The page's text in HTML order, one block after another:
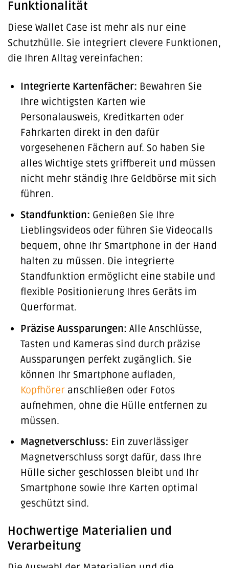
Funktionalität
Diese Wallet Case ist mehr als nur eine
Schutzhülle. Sie integriert clevere Funktionen,
die Ihren Alltag vereinfachen:
Integrierte Kartenfächer: Bewahren Sie
Ihre wichtigsten Karten wie
Personalausweis, Kreditkarten oder
Fahrkarten direkt in den dafür
vorgesehenen Fächern auf. So haben Sie
alles Wichtige stets griffbereit und müssen
nicht mehr ständig Ihre Geldbörse mit sich
führen.
Standfunktion: Genießen Sie Ihre
Lieblingsvideos oder führen Sie Videocalls
bequem, ohne Ihr Smartphone in der Hand
halten zu müssen. Die integrierte
Standfunktion ermöglicht eine stabile und
flexible Positionierung Ihres Geräts im
Querformat.
Präzise Aussparungen: Alle Anschlüsse,
Tasten und Kameras sind durch präzise
Aussparungen perfekt zugänglich. Sie
können Ihr Smartphone aufladen,
Kopfhöreranschließen oder Fotos
aufnehmen, ohne die Hülle entfernen zu
müssen.
Magnetverschluss: Ein zuverlässiger
Magnetverschluss sorgt dafür, dass Ihre
Hülle sicher geschlossen bleibt und Ihr
Smartphone sowie Ihre Karten optimal
geschützt sind.
Hochwertige Materialien und
Verarbeitung